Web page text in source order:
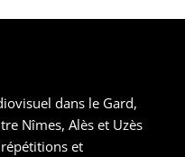
dans le Gard,
Nîmes, Alès et Uzès
et